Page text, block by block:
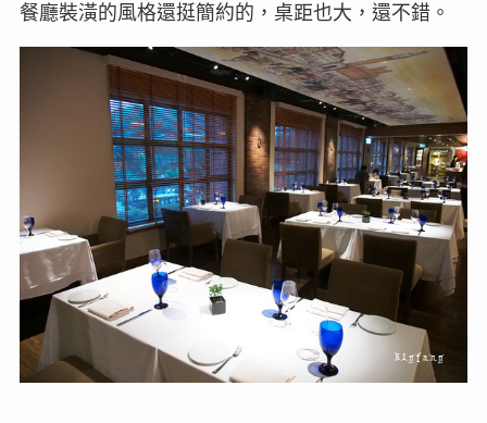
餐廳裝潢的風格還挺簡約的，桌距也大，還不錯。